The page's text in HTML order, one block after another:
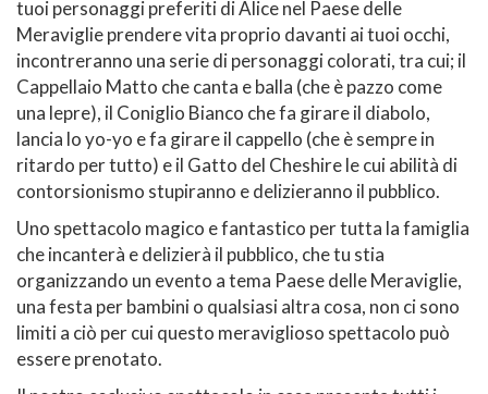
tuoi personaggi preferiti di Alice nel Paese delle
Meraviglie prendere vita proprio davanti ai tuoi occhi,
incontreranno una serie di personaggi colorati, tra cui; il
Cappellaio Matto che canta e balla (che è pazzo come
una lepre), il Coniglio Bianco che fa girare il diabolo,
lancia lo yo-yo e fa girare il cappello (che è sempre in
ritardo per tutto) e il Gatto del Cheshire le cui abilità di
contorsionismo stupiranno e delizieranno il pubblico.
Uno spettacolo magico e fantastico per tutta la famiglia
che incanterà e delizierà il pubblico, che tu stia
organizzando un evento a tema Paese delle Meraviglie,
una festa per bambini o qualsiasi altra cosa, non ci sono
limiti a ciò per cui questo meraviglioso spettacolo può
essere prenotato.